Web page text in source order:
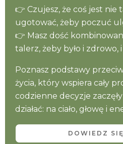
👉 Czujesz, że coś jest nie
ugotować, żeby poczuć
👉 Masz dość
talerz, żeby było i zdrowo,
Poznasz podstawy
życia, który wspiera cały
codzienne decyzje
działać: na ciało, głowę i
DOWIEDZ